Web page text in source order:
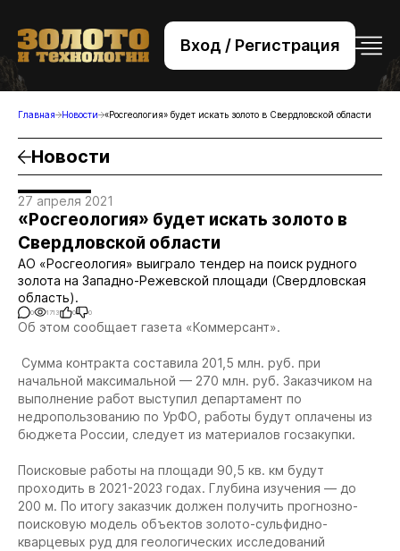
Вход / Регистрация
+7 (495) 221-76-32
bsv@zolteh.ru
Главная Новости «Росгеология» будет искать золото в Свердловской области
Новости
27 апреля 2021
«Росгеология» будет искать золото в
Свердловской области
АО «Росгеология» выиграло тендер на поиск рудного
золота на Западно-Режевской площади (Свердловская
область).
0 1713 0 0
Об этом сообщает газета «Коммерсант».
Сумма контракта составила 201,5 млн. руб. при
начальной максимальной — 270 млн. руб. Заказчиком на
выполнение работ выступил департамент по
недропользованию по УрФО, работы будут оплачены из
бюджета России, следует из материалов госзакупки.
Поисковые работы на площади 90,5 кв. км будут
проходить в 2021-2023 годах. Глубина изучения — до
200 м. По итогу заказчик должен получить прогнозно-
поисковую модель объектов золото-сульфидно-
кварцевых руд для геологических исследований